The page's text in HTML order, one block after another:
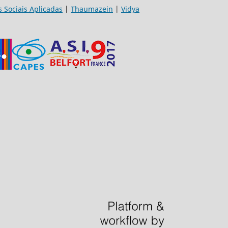
Sociais Aplicadas | Thaumazein | Vidya